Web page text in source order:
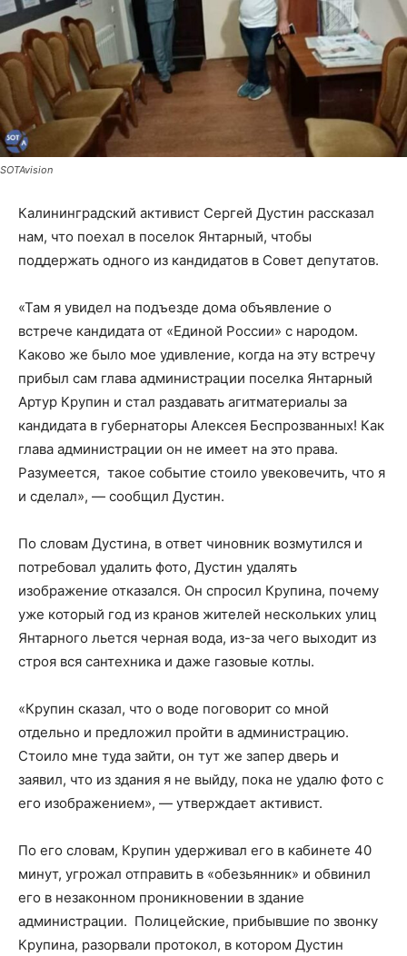
SOTAvision
Калининградский активист Сергей Дустин рассказал
нам, что поехал в поселок Янтарный, чтобы
поддержать одного из кандидатов в Совет депутатов.
«Там я увидел на подъезде дома объявление о
встрече кандидата от «Единой России» с народом.
Каково же было мое удивление, когда на эту встречу
прибыл сам глава администрации поселка Янтарный
Артур Крупин и стал раздавать агитматериалы за
кандидата в губернаторы Алексея Беспрозванных! Как
глава администрации он не имеет на это права.
Разумеется, такое событие стоило увековечить, что я
и сделал», — сообщил Дустин.
По словам Дустина, в ответ чиновник возмутился и
потребовал удалить фото, Дустин удалять
изображение отказался. Он спросил Крупина, почему
уже который год из кранов жителей нескольких улиц
Янтарного льется черная вода, из-за чего выходит из
строя вся сантехника и даже газовые котлы.
«Крупин сказал, что о воде поговорит со мной
отдельно и предложил пройти в администрацию.
Стоило мне туда зайти, он тут же запер дверь и
заявил, что из здания я не выйду, пока не удалю фото с
его изображением», — утверждает активист.
По его словам, Крупин удерживал его в кабинете 40
минут, угрожал отправить в «обезьянник» и обвинил
его в незаконном проникновении в здание
администрации. Полицейские, прибывшие по звонку
Крупина, разорвали протокол, в котором Дустин